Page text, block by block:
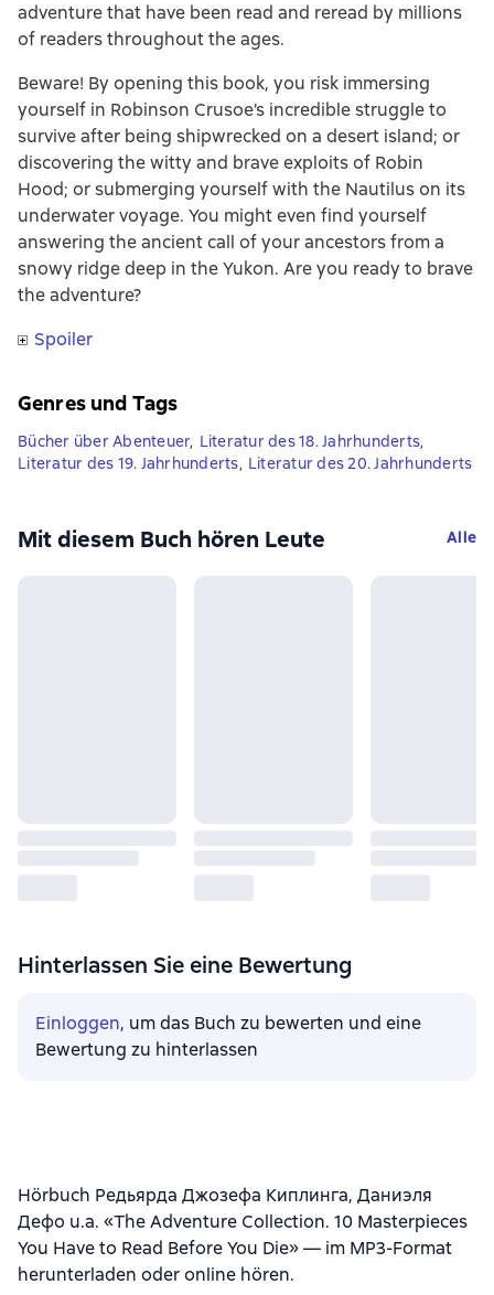
adventure that have been read and reread by millions
of readers throughout the ages.
Beware! By opening this book, you risk immersing
yourself in Robinson Crusoe’s incredible struggle to
survive after being shipwrecked on a desert island; or
discovering the witty and brave exploits of Robin
Hood; or submerging yourself with the Nautilus on its
underwater voyage. You might even find yourself
answering the ancient call of your ancestors from a
snowy ridge deep in the Yukon. Are you ready to brave
the adventure?
Spoiler
Genres und Tags
Bücher über Abenteuer, Literatur des 18. Jahrhunderts,
Literatur des 19. Jahrhunderts, Literatur des 20. Jahrhunderts
Mit diesem Buch hören Leute Alle
Hinterlassen Sie eine Bewertung
Einloggen, um das Buch zu bewerten und eine
Bewertung zu hinterlassen
Hörbuch Редьярда Джозефа Киплинга, Даниэля
Дефо u.a. «The Adventure Collection. 10 Masterpieces
You Have to Read Before You Die» — im MP3-Format
herunterladen oder online hören.